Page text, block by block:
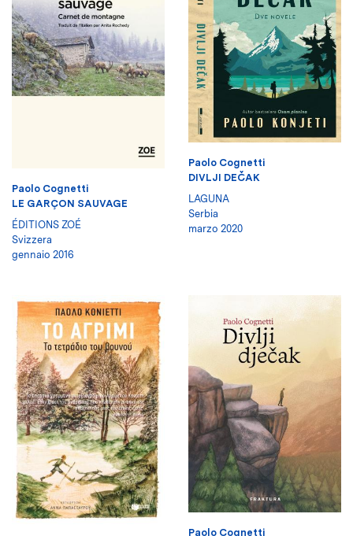
Paolo Cognetti
LE GARÇON SAUVAGE
ÉDITIONS ZOÉ
Svizzera
gennaio 2016
Paolo Cognetti
DIVLJI DEČAK
LAGUNA
Serbia
marzo 2020
Paolo Cognetti